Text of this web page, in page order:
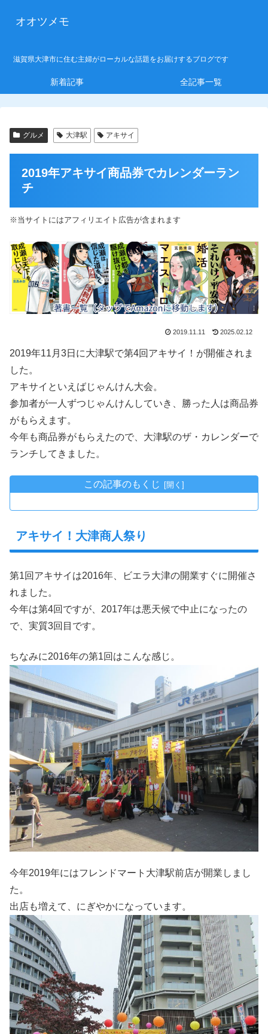
オオツメモ
滋賀県大津市に住む主婦がローカルな話題をお届けするブログです
新着記事 全記事一覧
グルメ 大津駅 アキサイ
2019年アキサイ商品券でカレンダーラン
チ
※当サイトにはアフィリエイト広告が含まれます
2019.11.11 2025.02.12
2019年11月3日に大津駅で第4回アキサイ！が開催されま
した。
アキサイといえばじゃんけん大会。
参加者が一人ずつじゃんけんしていき、勝った人は商品券
がもらえます。
今年も商品券がもらえたので、大津駅のザ・カレンダーで
ランチしてきました。
この記事のもくじ
アキサイ！大津商人祭り
第1回アキサイは2016年、ビエラ大津の開業すぐに開催さ
れました。
今年は第4回ですが、2017年は悪天候で中止になったの
で、実質3回目です。
ちなみに2016年の第1回はこんな感じ。
今年2019年にはフレンドマート大津駅前店が開業しまし
た。
出店も増えて、にぎやかになっています。